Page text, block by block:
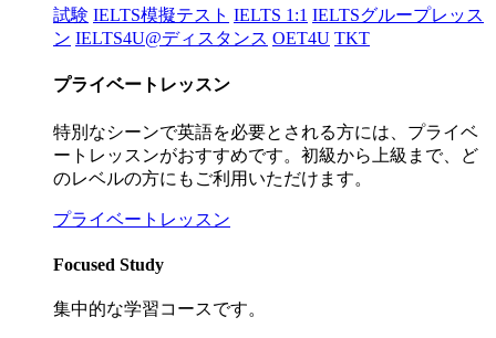
試験 IELTS模擬テスト IELTS 1:1 IELTSグループレッス
ン IELTS4U@ディスタンス OET4U TKT
プライベートレッスン
特別なシーンで英語を必要とされる方には、プライベ
ートレッスンがおすすめです。初級から上級まで、ど
のレベルの方にもご利用いただけます。
プライベートレッスン
Focused Study
集中的な学習コースです。